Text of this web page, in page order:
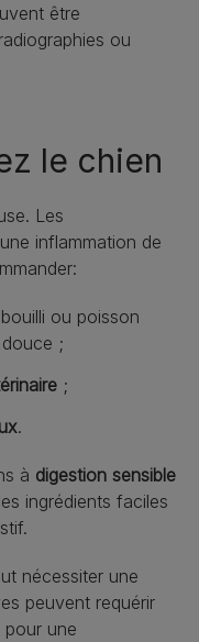
être
ou
le chien
Les
inflammation de
ou poisson
;
;
.
à digestion sensible
ingrédients faciles
nécessiter une
peuvent requérir
pour une